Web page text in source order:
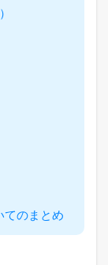
てのまとめ